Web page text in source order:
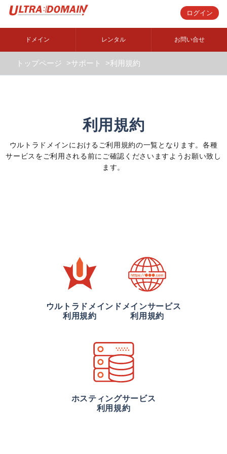
ログイン
ドメイン レンタル お問い合せ
トップページ サポート 利用規約
利用規約
ウルトラドメインにおけるご利用規約の一覧となります。各種
サービスをご利用される前にご確認くださいますようお願い致し
ます。
ウルトラドメイン
利用規約
ドメインサービス
利用規約
ホスティングサービス
利用規約